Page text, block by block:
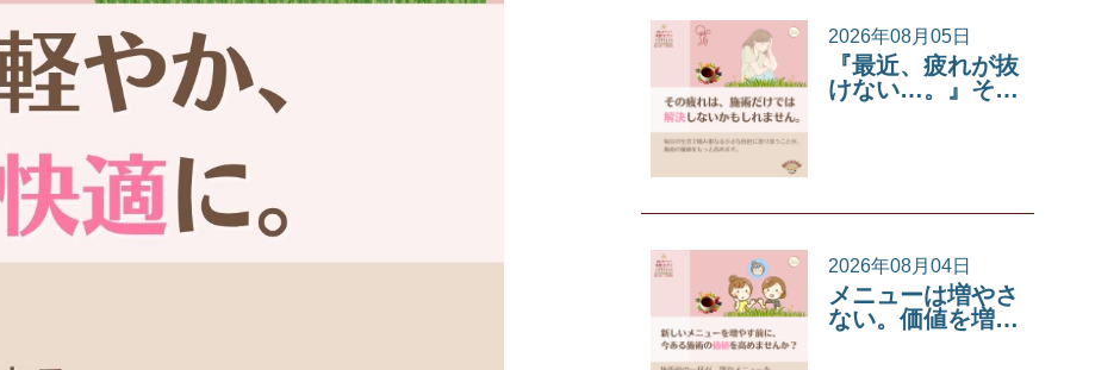
2026年08月05日
『最近、疲れが抜
けない…。』そ…
2026年08月04日
メニューは増やさ
ない。価値を増…